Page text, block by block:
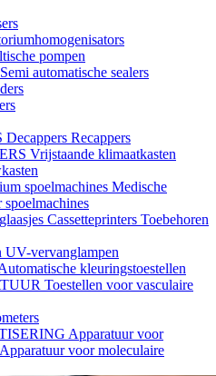
pompen
Semi automatische sealers
Decappers Recappers
Vrijstaande klimaatkasten
spoelmachines Medische
Cassetteprinters Toebehoren
UV-vervanglampen
kleuringstoestellen
Toestellen voor vasculaire
Apparatuur voor
Apparatuur voor moleculaire